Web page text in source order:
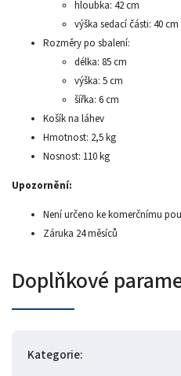
hloubka: 42 cm
výška sedací části: 40 cm
Rozměry po sbalení:
délka: 85 cm
výška: 5 cm
šířka: 6 cm
Košík na láhev
Hmotnost: 2,5 kg
Nosnost: 110 kg
Upozornění:
Není určeno ke komerčnímu
Záruka 24 měsíců
Doplňkové
Kategorie: